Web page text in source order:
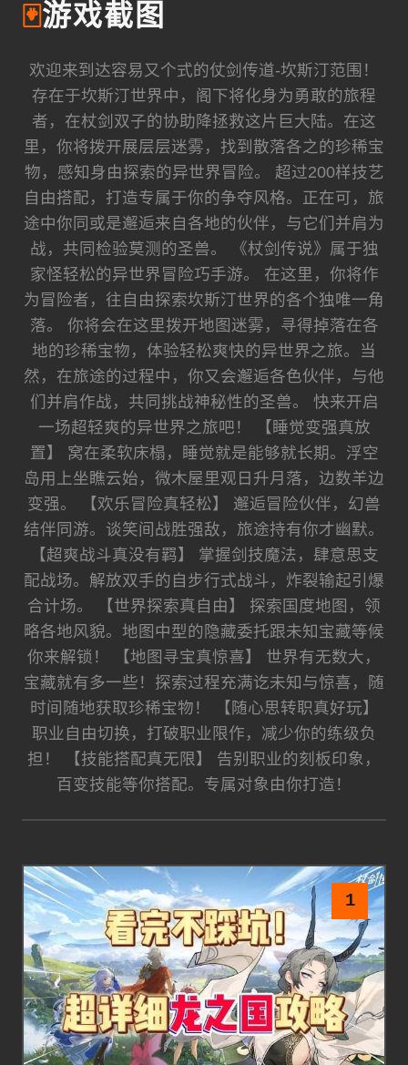
🃏游戏截图
欢迎来到达容易又个式的仗剑传道-坎斯汀范围！
存在于坎斯汀世界中，阁下将化身为勇敢的旅程
者，在杖剑双子的协助降拯救这片巨大陆。在这
里，你将拨开展层层迷雾，找到散落各之的珍稀宝
物，感知身由探索的异世界冒险。 超过200样技艺
自由搭配，打造专属于你的争夺风格。正在可，旅
途中你同或是邂逅来自各地的伙伴，与它们并肩为
战，共同检验莫测的圣兽。 《杖剑传说》属于独
家怪轻松的异世界冒险巧手游。 在这里，你将作
为冒险者，往自由探索坎斯汀世界的各个独唯一角
落。 你将会在这里拨开地图迷雾，寻得掉落在各
地的珍稀宝物，体验轻松爽快的异世界之旅。当
然，在旅途的过程中，你又会邂逅各色伙伴，与他
们并肩作战，共同挑战神秘性的圣兽。 快来开启
一场超轻爽的异世界之旅吧！ 【睡觉变强真放
置】 窝在柔软床榻，睡觉就是能够就长期。浮空
岛用上坐瞧云始，微木屋里观日升月落，边数羊边
变强。 【欢乐冒险真轻松】 邂逅冒险伙伴，幻兽
结伴同游。谈笑间战胜强敌，旅途持有你才幽默。
【超爽战斗真没有羁】 掌握剑技魔法，肆意思支
配战场。解放双手的自步行式战斗，炸裂输起引爆
合计场。 【世界探索真自由】 探索国度地图，领
略各地风貌。地图中型的隐藏委托跟未知宝藏等候
你来解锁！ 【地图寻宝真惊喜】 世界有无数大，
宝藏就有多一些！探索过程充满讫未知与惊喜，随
时间随地获取珍稀宝物！ 【随心思转职真好玩】
职业自由切换，打破职业限作，减少你的练级负
担！ 【技能搭配真无限】 告别职业的刻板印象，
百变技能等你搭配。专属对象由你打造！
1